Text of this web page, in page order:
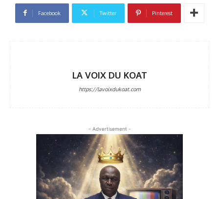
Facebook Twitter Pinterest
LA VOIX DU KOAT
https://lavoixdukoat.com
- Advertisement -